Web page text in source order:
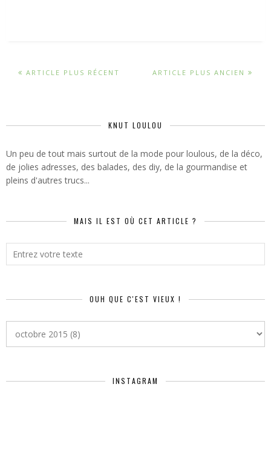
ARTICLE PLUS RÉCENT ARTICLE PLUS ANCIEN
KNUT LOULOU
Un peu de tout mais surtout de la mode pour loulous, de la déco,
de jolies adresses, des balades, des diy, de la gourmandise et
pleins d'autres trucs...
MAIS IL EST OÙ CET ARTICLE ?
OUH QUE C'EST VIEUX !
INSTAGRAM